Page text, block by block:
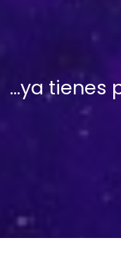
...ya tienes